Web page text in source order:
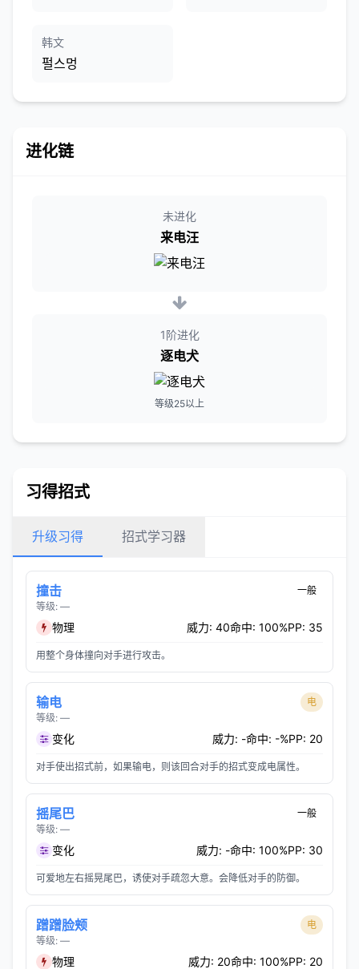
韩文
펄스멍
进化链
未进化
来电汪
1阶进化
逐电犬
等级25以上
习得招式
升级习得 招式学习器
撞击
等级: —
一般
物理 威力: 40命中: 100%PP: 35
用整个身体撞向对手进行攻击。
输电
等级: —
电
变化 威力: -命中: -%PP: 20
对手使出招式前，如果输电，则该回合对手的招式变成电属性。
摇尾巴
等级: —
一般
变化 威力: -命中: 100%PP: 30
可爱地左右摇晃尾巴，诱使对手疏忽大意。会降低对手的防御。
蹭蹭脸颊
等级: —
电
物理 威力: 20命中: 100%PP: 20